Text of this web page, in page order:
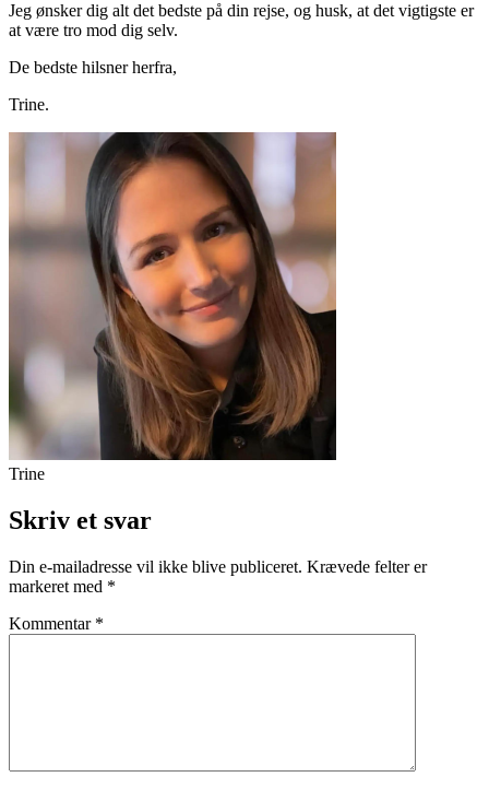
Jeg ønsker dig alt det bedste på din rejse, og husk, at det vigtigste er
at være tro mod dig selv.
De bedste hilsner herfra,
Trine.
Trine
Skriv et svar
Din e-mailadresse vil ikke blive publiceret. Krævede felter er
markeret med *
Kommentar *